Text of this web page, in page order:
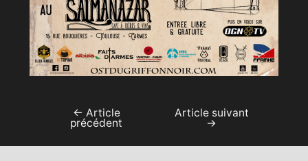
Navigation
l’article
← Article
précédent
Article suivant
→